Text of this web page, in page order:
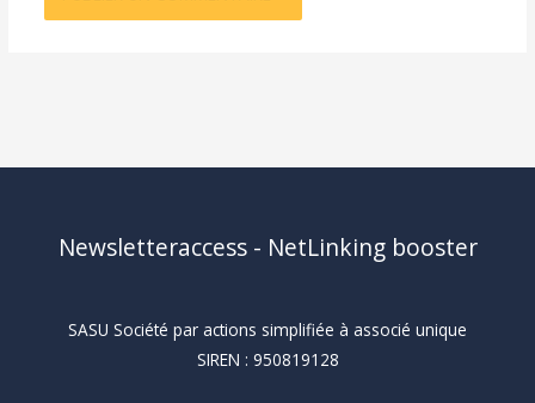
Newsletteraccess - NetLinking booster
SASU Société par actions simplifiée à associé unique
SIREN : 950819128